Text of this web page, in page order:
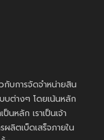
กับการจัดจำหน่ายสิน
บต่างๆ โดยเน้นหลัก
นหลัก เราเป็นเจ้า
ผลิตเบ็ดเสร็จภายใน